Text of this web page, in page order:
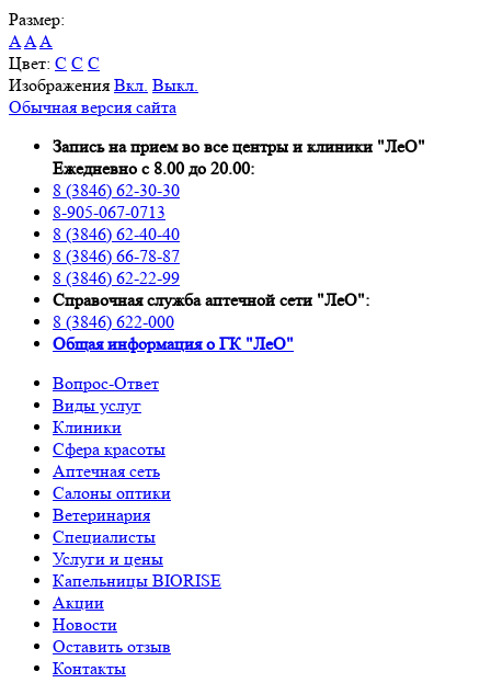
Размер:
AAA
Цвет: C C C
Изображения Вкл. Выкл.
Обычная версия сайта
Запись на прием во все центры и клиники "ЛеО"
Ежедневно с 8.00 до 20.00:
8 (3846) 62-30-30
8-905-067-0713
8 (3846) 62-40-40
8 (3846) 66-78-87
8 (3846) 62-22-99
Справочная служба аптечной сети "ЛеО":
8 (3846) 622-000
Oбщая информация о ГК "ЛеО"
Вопрос-Ответ
Виды услуг
Клиники
Сфера красоты
Аптечная сеть
Салоны оптики
Ветеринария
Специалисты
Услуги и цены
Капельницы BIORISE
Акции
Новости
Оставить отзыв
Контакты